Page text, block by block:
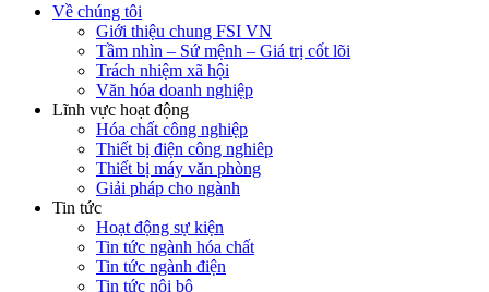
Về chúng tôi
Giới thiệu chung FSI VN
Tầm nhìn – Sứ mệnh – Giá trị cốt lõi
Trách nhiệm xã hội
Văn hóa doanh nghiệp
Lĩnh vực hoạt động
Hóa chất công nghiệp
Thiết bị điện công nghiêp
Thiết bị máy văn phòng
Giải pháp cho ngành
Tin tức
Hoạt động sự kiện
Tin tức ngành hóa chất
Tin tức ngành điện
Tin tức nội bộ